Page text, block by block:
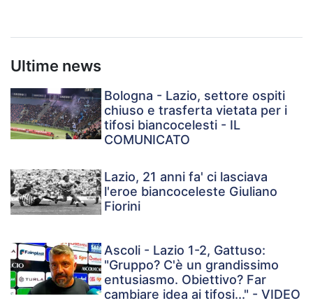
Ultime news
Bologna - Lazio, settore ospiti
chiuso e trasferta vietata per i
tifosi biancocelesti - IL
COMUNICATO
Lazio, 21 anni fa' ci lasciava
l'eroe biancoceleste Giuliano
Fiorini
Ascoli - Lazio 1-2, Gattuso:
"Gruppo? C'è un grandissimo
entusiasmo. Obiettivo? Far
cambiare idea ai tifosi..." - VIDEO